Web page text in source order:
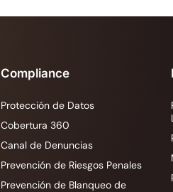
Compliance
Protección de Datos
Cobertura 360
Canal de Denuncias
Prevención de Riesgos Penales
Prevención de Blanqueo de